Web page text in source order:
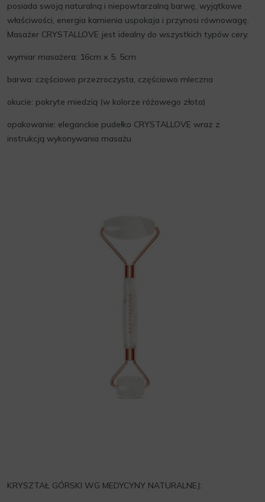
posiada swoją naturalną i niepowtarzalną barwę, wyjątkowe
właściwości, energia kamienia uspokaja i przynosi równowagę.
Masażer CRYSTALLOVE jest idealny do wszystkich typów cery.
wymiar masażera: 16cm x 5. 5cm
barwa: częściowo przezroczysta, częściowo mleczna
okucie: pokryte miedzią (w kolorze różowego złota)
opakowanie: eleganckie pudełko CRYSTALLOVE wraz z
instrukcją wykonywania masażu
KRYSZTAŁ GÓRSKI WG MEDYCYNY NATURALNEJ: